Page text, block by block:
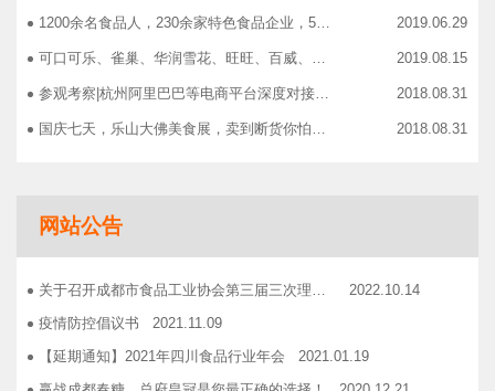
1200余名食品人，230余家特色食品企业，50余家新零售平台齐聚成都“搞事情”！ 2019.06.29
可口可乐、雀巢、华润雪花、旺旺、百威、青岛啤酒，销售过亿的经销商等齐聚上海，只为2019中国快消品大会！ 2019.08.15
参观考察|杭州阿里巴巴等电商平台深度对接，仅剩3个名额！ 2018.08.31
国庆七天，乐山大佛美食展，卖到断货你怕了吗？ 2018.08.31
志宏印务灾后复产暨十五周年感恩答谢会
网站公告
关于召开成都市食品工业协会第三届三次理事会的通知
2022.10.14
疫情防控倡议书
2021.11.09
【延期通知】2021年四川食品行业年会
2021.01.19